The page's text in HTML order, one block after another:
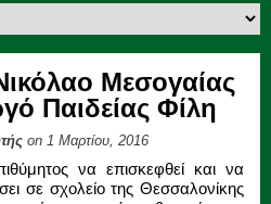
Μεσογαίας
Παιδείας Φίλη
on 1 Μαρτίου, 2016
να επισκεφθεί και να
σε σχολείο της Θεσσαλονίκης